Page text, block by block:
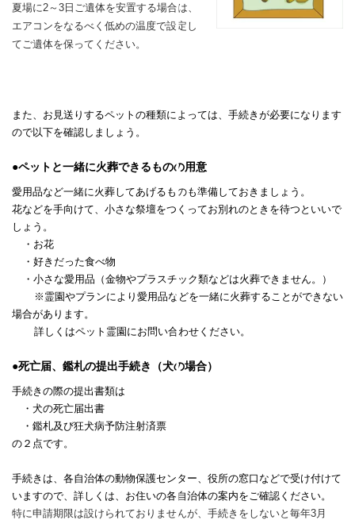
夏場に2～3日ご遺体を安置する場合は、
エアコンをなるべく低めの温度で設定し
てご遺体を保ってください。
また、お見送りするペットの種類によっては、手続きが必要になります
ので以下を確認しましょう。
●ペットと一緒に火葬できるものの用意
愛用品など一緒に火葬してあげるものも準備しておきましょう。
花などを手向けて、小さな祭壇をつくってお別れのときを待つといいで
しょう。
・お花
・好きだった食べ物
・小さな愛用品（金物やプラスチック類などは火葬できません。）
※霊園やプランにより愛用品などを一緒に火葬することができない
場合があります。
詳しくはペット霊園にお問い合わせください。
●死亡届、鑑札の提出手続き（犬の場合）
手続きの際の提出書類は
・犬の死亡届出書
・鑑札及び狂犬病予防注射済票
の２点です。
手続きは、各自治体の動物保護センター、役所の窓口などで受け付けて
いますので、詳しくは、お住いの各自治体の案内をご確認ください。
特に申請期限は設けられておりませんが、手続きをしないと毎年3 月